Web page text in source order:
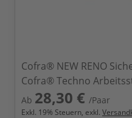
Cofra® NEW RENO
Cofra® Techno
Ab 28,30 € /Paar
Exkl. 19% Steuern, exkl.